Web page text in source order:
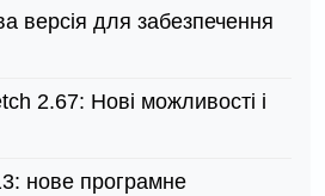
версія для забезпечення
2.67: Нові можливості і
нове програмне